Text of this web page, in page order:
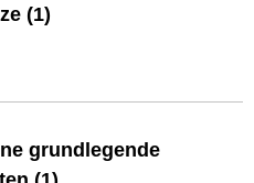
(1)
grundlegende